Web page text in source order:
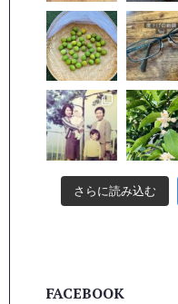
さらに読み込む
FACEBOOK